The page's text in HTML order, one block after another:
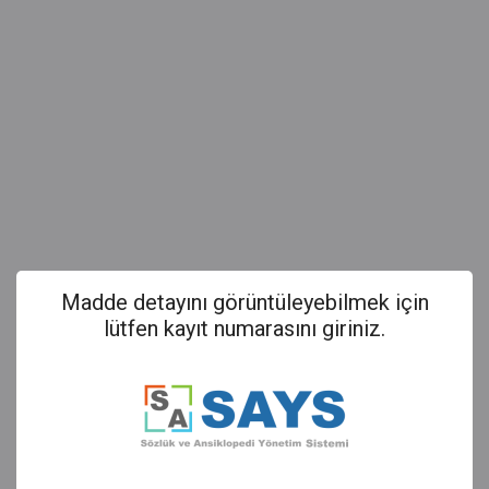
Madde detayını görüntüleyebilmek için
lütfen kayıt numarasını giriniz.